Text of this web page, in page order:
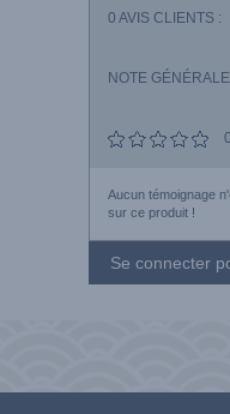
0 AVIS CLIENTS :
NOTE
0
Aucun témoignage
sur ce produit !
Se connecter